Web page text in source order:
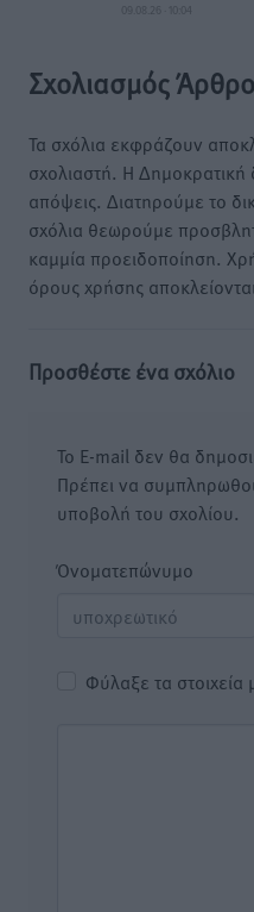
09.08.26 · 10:04
Σχολιασμός
Τα σχόλια εκφράζουν
σχολιαστή. Η Δημοκρατική
απόψεις. Διατηρούμε το
σχόλια θεωρούμε
καμμία προειδοποίηση.
όρους χρήσης
Προσθέστε ένα σχόλιο
Το E-mail δεν θα
Πρέπει να
υποβολή του σχολίου.
Όνοματεπώνυμο
Φύλαξε τα